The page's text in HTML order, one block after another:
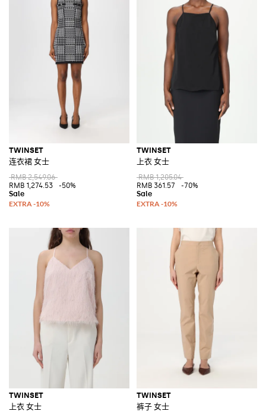
TWINSET
连衣裙 女士
RMB 2,549.06
RMB 1,274.53
-50%
TWINSET
上衣 女士
RMB 1,205.04
RMB 361.57
-70%
TWINSET
上衣 女士
TWINSET
裤子 女士